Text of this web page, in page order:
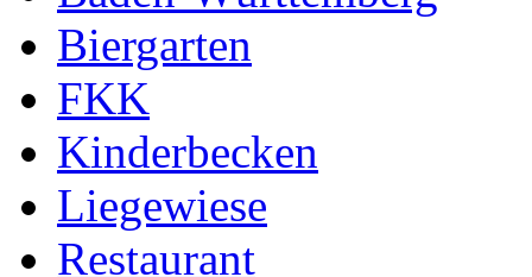
Biergarten
FKK
Kinderbecken
Liegewiese
Restaurant